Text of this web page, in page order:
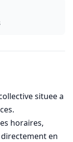
situee a
horaires,
en